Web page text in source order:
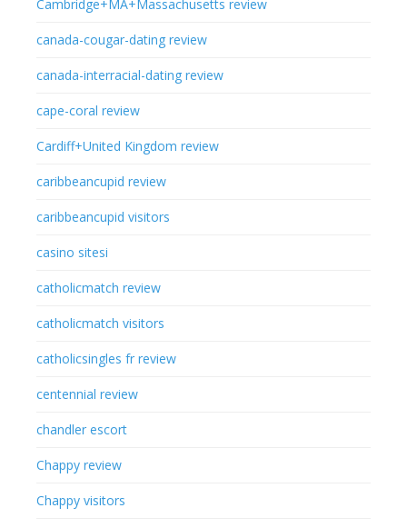
Cambridge+MA+Massachusetts review
canada-cougar-dating review
canada-interracial-dating review
cape-coral review
Cardiff+United Kingdom review
caribbeancupid review
caribbeancupid visitors
casino sitesi
catholicmatch review
catholicmatch visitors
catholicsingles fr review
centennial review
chandler escort
Chappy review
Chappy visitors